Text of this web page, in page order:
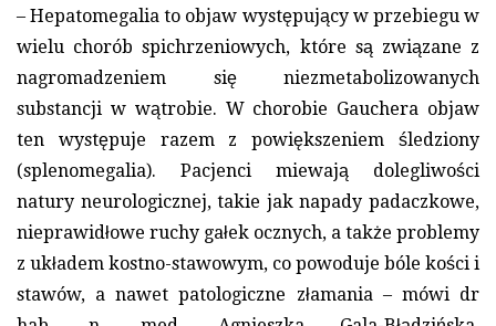
– Hepatomegalia to objaw występujący w przebiegu w
wielu chorób spichrzeniowych, które są związane z
nagromadzeniem się niezmetabolizowanych
substancji w wątrobie. W chorobie Gauchera objaw
ten występuje razem z powiększeniem śledziony
(splenomegalia). Pacjenci miewają dolegliwości
natury neurologicznej, takie jak napady padaczkowe,
nieprawidłowe ruchy gałek ocznych, a także problemy
z układem kostno-stawowym, co powoduje bóle kości i
stawów, a nawet patologiczne złamania – mówi dr